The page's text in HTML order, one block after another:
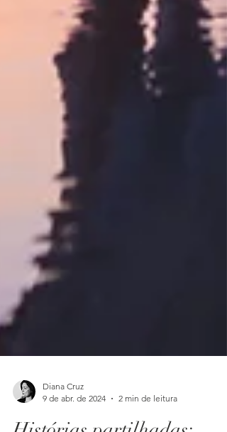
9 de abr. de 2024
2 min de leitura